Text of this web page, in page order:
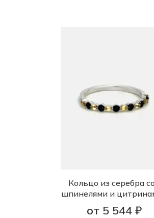
Кольцо из серебра со
шпинелями и
от 5 544 ₽